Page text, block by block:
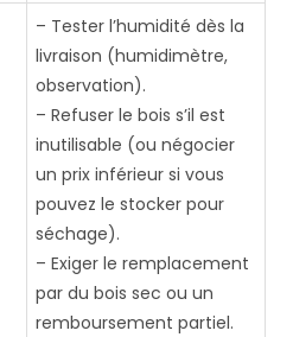
– Tester l’humidité dès la
livraison (humidimètre,
observation)​.
– Refuser le bois s’il est
inutilisable (ou négocier
un prix inférieur si vous
pouvez le stocker pour
séchage).
– Exiger le remplacement
par du bois sec ou un
remboursement partiel.